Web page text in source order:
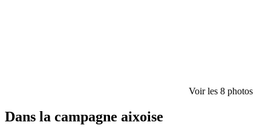
Voir les 8 photos
Dans la campagne aixoise